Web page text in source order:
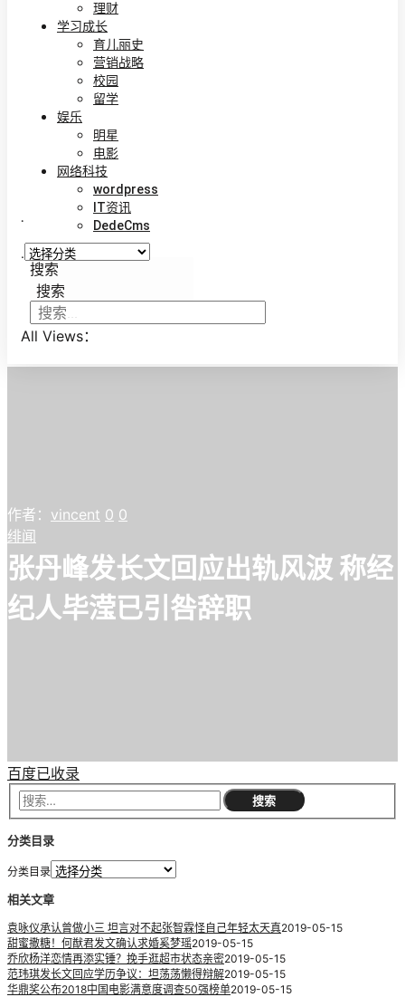
理财
学习成长
育儿丽史
营销战略
校园
留学
娱乐
明星
电影
网络科技
wordpress
IT资讯
DedeCms
.
.
搜索
搜索
All Views：
作者： vincent 0 0
绯闻
张丹峰发长文回应出轨风波 称经
纪人毕滢已引咎辞职
百度已收录
分类目录
分类目录
相关文章
袁咏仪承认曾做小三 坦言对不起张智霖怪自己年轻太天真2019-05-15
甜蜜撒糖！何猷君发文确认求婚奚梦瑶2019-05-15
乔欣杨洋恋情再添实锤？挽手逛超市状态亲密2019-05-15
范玮琪发长文回应学历争议：坦荡荡懒得辩解2019-05-15
华鼎奖公布2018中国电影满意度调查50强榜单2019-05-15